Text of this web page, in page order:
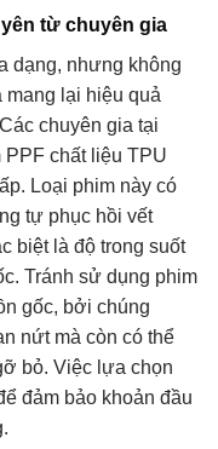
từ chuyên gia
dạng, nhưng không
lại hiệu quả
chuyên gia tại
PPF chất liệu TPU
Loại phim này có
tự phục hồi vết
biệt là độ trong suốt
Tránh sử dụng phim
gốc, bởi chúng
nứt mà còn có thể
bỏ. Việc lựa chọn
đảm bảo khoản đầu